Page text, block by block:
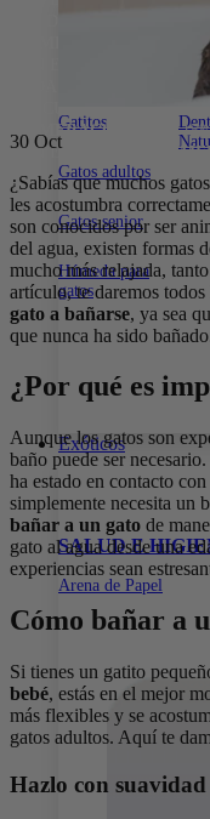
Gatitos
Gatos adultos
Gatos senior
Húmeda para
gatos
Exóticos
SALUD E
Arena de Papel
15% DE DESCUENTO
TODA LA WEB CON EL
DESCUENTO EN TODA
PRIMERACOMPRA
•
CON EL CÓDIGO:
30 Oct
¿Sabías que muchos
les acostumbra
son conocidos por ser
del agua, existen formas
mucho más relajada,
artículo, te daremos todos
gato a bañarse, ya sea
que nunca ha sido
¿Por qué es
Aunque los gatos son
baño puede ser
ha estado en contacto
simplemente necesita un
bañar a un gato de
gato al agua desde una
experiencias sean
Cómo bañar a
Si tienes un gatito
bebé, estás en el mejor
más flexibles y se
gatos adultos. Aquí te
Hazlo con suavidad